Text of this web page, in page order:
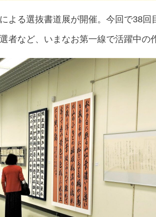
よる選抜書道展が開催。今回で38回
者など、いまなお第一線で活躍中の